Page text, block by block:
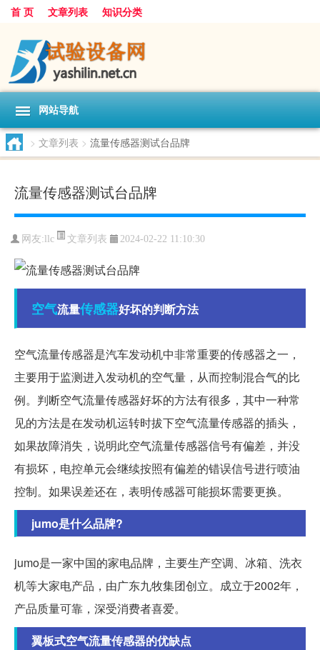
首 页 文章列表 知识分类
网站导航
> 文章列表 > 流量传感器测试台品牌
流量传感器测试台品牌
网友: llc 文章列表 2024-02-22 11:10:30
空气流量传感器好坏的判断方法
空气流量传感器是汽车发动机中非常重要的传感器之一，
主要用于监测进入发动机的空气量，从而控制混合气的比
例。判断空气流量传感器好坏的方法有很多，其中一种常
见的方法是在发动机运转时拔下空气流量传感器的插头，
如果故障消失，说明此空气流量传感器信号有偏差，并没
有损坏，电控单元会继续按照有偏差的错误信号进行喷油
控制。如果误差还在，表明传感器可能损坏需要更换。
jumo是什么品牌?
jumo是一家中国的家电品牌，主要生产空调、冰箱、洗衣
机等大家电产品，由广东九牧集团创立。成立于2002年，
产品质量可靠，深受消费者喜爱。
翼板式空气流量传感器的优缺点